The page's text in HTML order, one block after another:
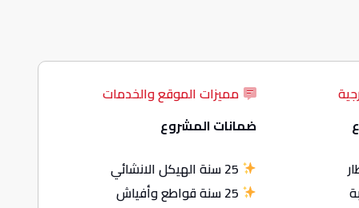
مميزات الموقع والخدمات
ضمانات المشروع